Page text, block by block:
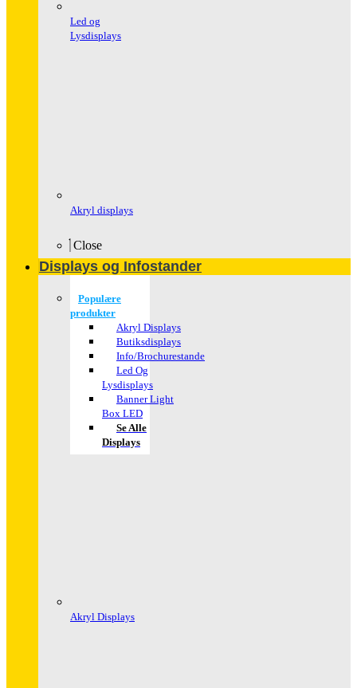
Led og
Lysdisplays
Akryl displays
Close
Displays og Infostander
Populære
produkter
Akryl Displays
Butiksdisplays
Info/Brochurestande
Led Og
Lysdisplays
Banner Light
Box LED
Se Alle
Displays
Akryl Displays